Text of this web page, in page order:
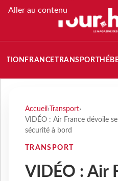
Aller au contenu
FRANCETRANSPORT
Accueil › Transport›
VIDÉO : Air France dévoile
sécurité à bord
TRANSPORT
VIDÉO : Air